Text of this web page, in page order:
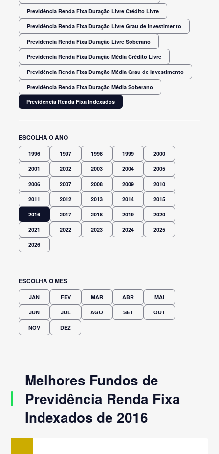
Previdência Renda Fixa Duração Livre Crédito Livre
Previdência Renda Fixa Duração Livre Grau de Investimento
Previdência Renda Fixa Duração Livre Soberano
Previdência Renda Fixa Duração Média Crédito Livre
Previdência Renda Fixa Duração Média Grau de Investimento
Previdência Renda Fixa Duração Média Soberano
Previdência Renda Fixa Indexados
ESCOLHA O ANO
1996 1997 1998 1999 2000
2001 2002 2003 2004 2005
2006 2007 2008 2009 2010
2011 2012 2013 2014 2015
2016 2017 2018 2019 2020
2021 2022 2023 2024 2025
2026
ESCOLHA O MÊS
JAN FEV MAR ABR MAI
JUN JUL AGO SET OUT
NOV DEZ
Melhores Fundos de
Previdência Renda Fixa
Indexados de 2016